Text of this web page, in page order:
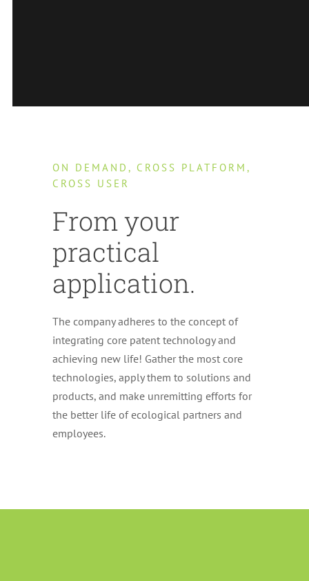
ON DEMAND ,CROSS PLATFORM ,
CROSS USER
From your
practical
application.
The company adheres to the concept of
integrating core patent technology and
achieving new life! Gather the most core
technologies,apply them to solutions and
products,and make unremitting efforts for
the better life of ecological partners and
employees.